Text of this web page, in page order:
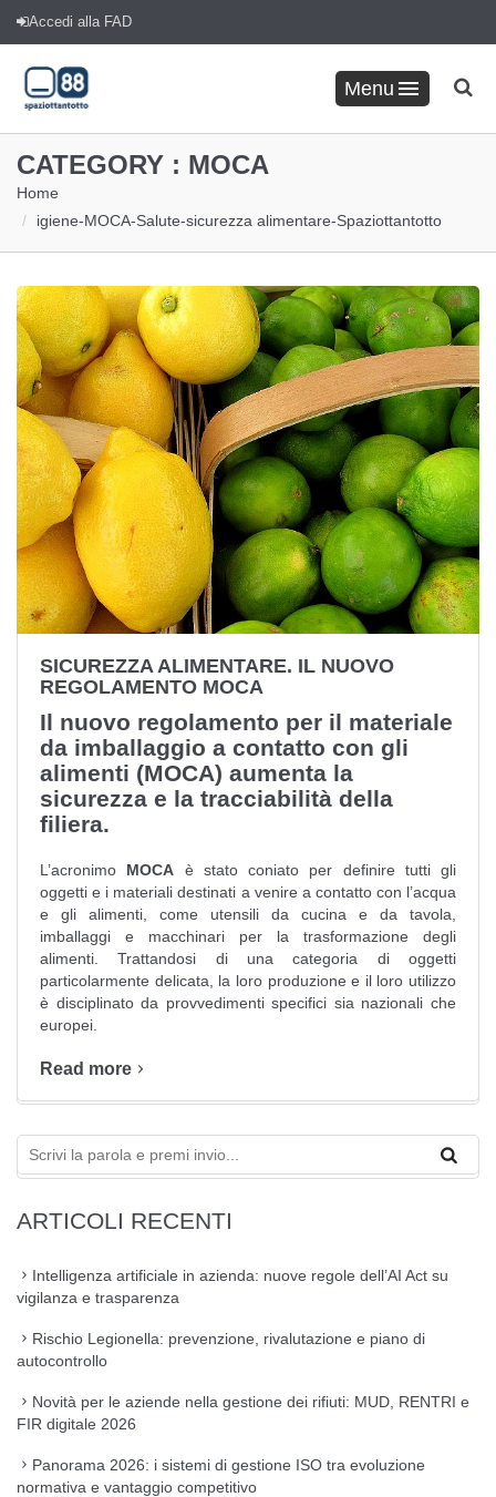
Accedi alla FAD
Menu
CATEGORY : MOCA
Home
igiene-MOCA-Salute-sicurezza alimentare-Spaziottantotto
SICUREZZA ALIMENTARE. IL NUOVO
REGOLAMENTO MOCA
Il nuovo regolamento per il materiale
da imballaggio a contatto con gli
alimenti (MOCA) aumenta la
sicurezza e la tracciabilità della
filiera.
L’acronimo MOCA è stato coniato per definire tutti gli
oggetti e i materiali destinati a venire a contatto con l’acqua
e gli alimenti, come utensili da cucina e da tavola,
imballaggi e macchinari per la trasformazione degli
alimenti. Trattandosi di una categoria di oggetti
particolarmente delicata, la loro produzione e il loro utilizzo
è disciplinato da provvedimenti specifici sia nazionali che
europei.
Read more
ARTICOLI RECENTI
Intelligenza artificiale in azienda: nuove regole dell’AI Act su
vigilanza e trasparenza
Rischio Legionella: prevenzione, rivalutazione e piano di
autocontrollo
Novità per le aziende nella gestione dei rifiuti: MUD, RENTRI e
FIR digitale 2026
Panorama 2026: i sistemi di gestione ISO tra evoluzione
normativa e vantaggio competitivo